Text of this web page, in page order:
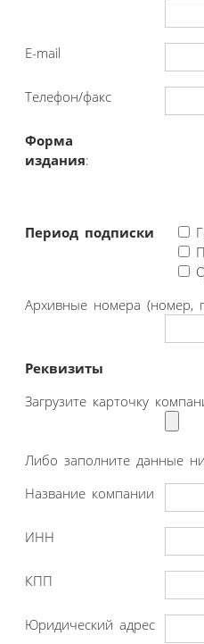
E-mail
Телефон/факс
Форма
издания:
Период подписки
Архивные номера (номер,
Реквизиты
Загрузите карточку
Либо заполните данные
Название компании
ИНН
КПП
Юридический адрес